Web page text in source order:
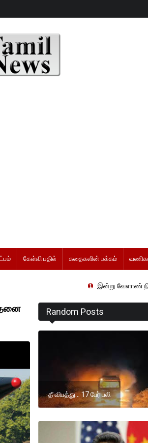
கேள்வி பதில் கதைகளின் பக்கம்
இன்று வேளாண் நிதிநிலை
Random Posts
தீ விபத்து... 17 பேர் பலி